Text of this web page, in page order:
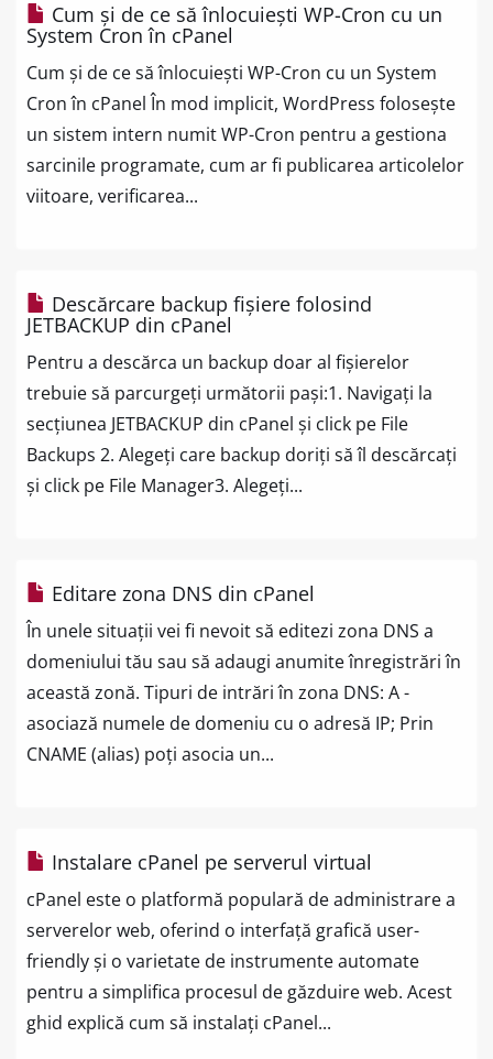
Cum și de ce să înlocuiești WP-Cron cu un
System Cron în cPanel
Cum și de ce să înlocuiești WP-Cron cu un System
Cron în cPanel În mod implicit, WordPress folosește
un sistem intern numit WP-Cron pentru a gestiona
sarcinile programate, cum ar fi publicarea articolelor
viitoare, verificarea...
Descărcare backup fișiere folosind
JETBACKUP din cPanel
Pentru a descărca un backup doar al fișierelor
trebuie să parcurgeți următorii pași:1. Navigați la
secțiunea JETBACKUP din cPanel și click pe File
Backups 2. Alegeți care backup doriți să îl descărcați
și click pe File Manager3. Alegeți...
Editare zona DNS din cPanel
În unele situații vei fi nevoit să editezi zona DNS a
domeniului tău sau să adaugi anumite înregistrări în
această zonă. Tipuri de intrări în zona DNS: A -
asociază numele de domeniu cu o adresă IP; Prin
CNAME (alias) poți asocia un...
Instalare cPanel pe serverul virtual
cPanel este o platformă populară de administrare a
serverelor web, oferind o interfață grafică user-
friendly și o varietate de instrumente automate
pentru a simplifica procesul de găzduire web. Acest
ghid explică cum să instalați cPanel...